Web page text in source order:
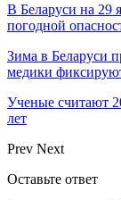
В Беларуси на 29
погодной
Зима в Беларуси
медики
Ученые считают
лет
Prev Next
Оставьте ответ